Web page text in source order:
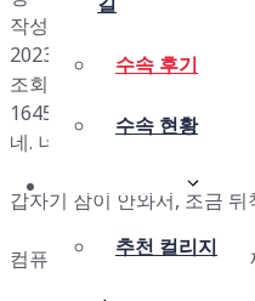
수속 후기
수속 현황
캐나다컬리지
추천 컬리지
작성일
2023-12-11 16:50
조회
1645
네. 너무 오랫만입니다.
갑자기 잠이 안와서, 조금
컴퓨터 앞에 앉았다가.. 또